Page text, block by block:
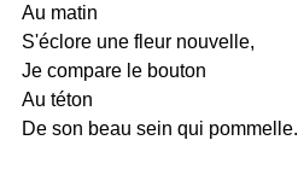
Au matin
S'éclore une fleur nouvelle,
Je compare le bouton
Au téton
De son beau sein qui pommelle.